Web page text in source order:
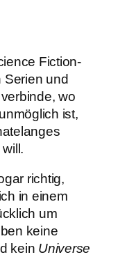
Fiction-
Serien und
wo
ist,
richtig,
in einem
um
keine
kein Universe